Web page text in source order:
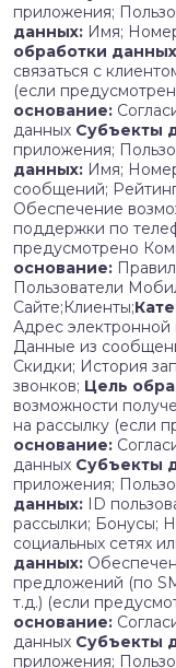
приложения;
данных: Имя;
обработки
связаться с
(если
основание:
данных Субъекты
приложения;
данных: Имя;
сообщений;
Обеспечение
поддержки по
предусмотрено
основание:
Пользователи
Сайте;Клиенты;
Адрес
Данные из
Скидки; История
звонков; Цель
возможности
на рассылку (если
основание:
данных Субъекты
приложения;
данных: ID
рассылки; Бонусы;
социальных сетях
данных:
предложений (по
т.д.) (если
основание:
данных Субъекты
приложения;